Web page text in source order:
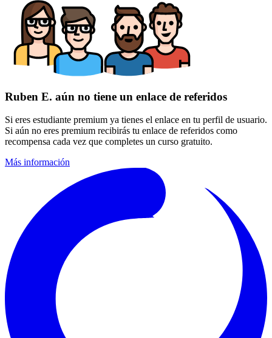
Ruben E. aún no tiene un enlace de referidos
Si eres estudiante premium ya tienes el enlace en tu perfil de usuario.
Si aún no eres premium recibirás tu enlace de referidos como
recompensa cada vez que completes un curso gratuito.
Más información